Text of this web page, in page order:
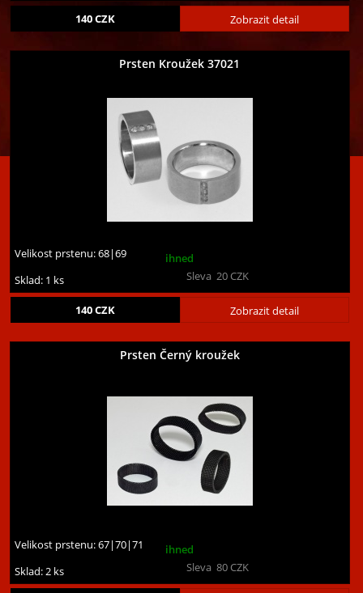
Zobrazit detail
140CZK
Prsten Kroužek 37021
Velikost prstenu:68|69
ihned
Sklad: 1 ks
Zobrazit detail
140CZK
Sleva 20CZK
Prsten Černý kroužek
Velikost prstenu:67|70|71
ihned
Sklad: 2 ks
Sleva 80CZK